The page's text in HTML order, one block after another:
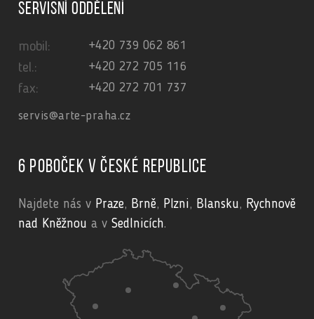
Servisní oddělení
mobil: +420 739 062 861
tel.: +420 272 705 116
fax: +420 272 701 737
servis@arte-praha.cz
6 poboček v České republice
Najdete nás v Praze, Brně, Plzni, Blansku, Rychnově
nad Kněžnou a v Sedlnicích.